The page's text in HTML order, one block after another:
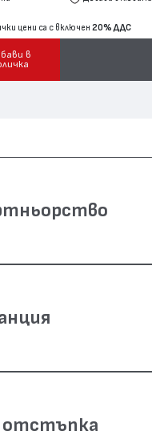
цени са с включен 20% ДДС
в
отстъпка